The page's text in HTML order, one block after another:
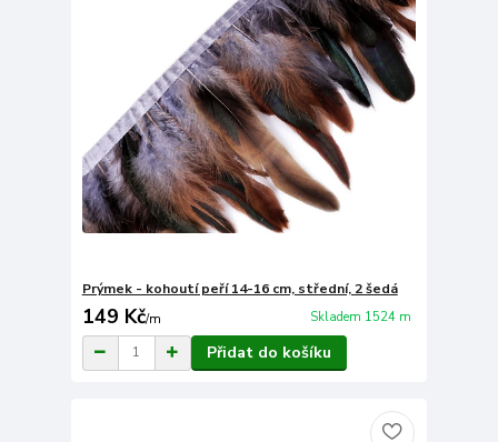
Prýmek - kohoutí peří 14-16 cm, střední, 2 šedá
149 Kč/m Skladem 1524 m
Přidat do košíku